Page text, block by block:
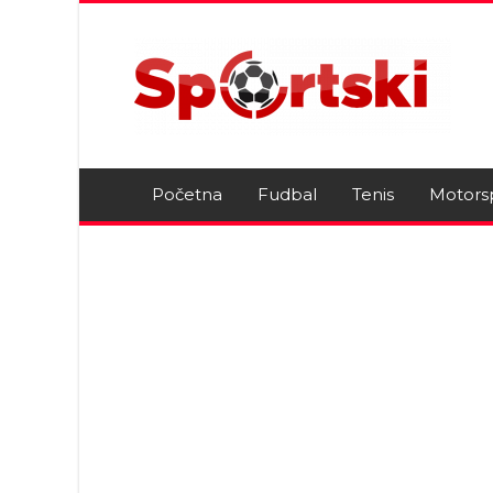
Početna Fudbal Tenis